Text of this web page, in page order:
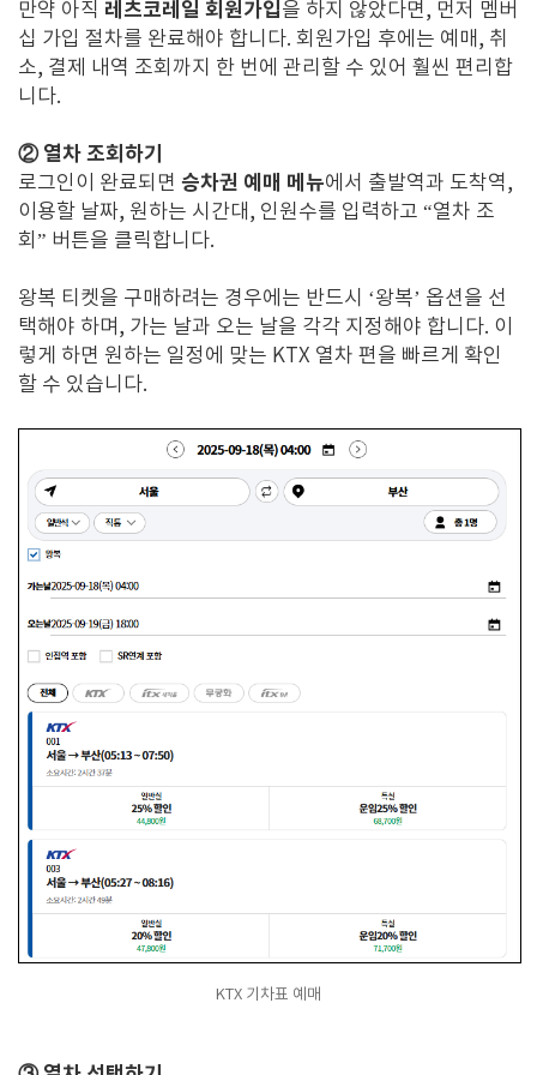
만약 아직 레츠코레일 회원가입을 하지 않았다면, 먼저 멤버
십 가입 절차를 완료해야 합니다. 회원가입 후에는 예매, 취
소, 결제 내역 조회까지 한 번에 관리할 수 있어 훨씬 편리합
니다.
② 열차 조회하기
로그인이 완료되면 승차권 예매 메뉴에서 출발역과 도착역,
이용할 날짜, 원하는 시간대, 인원수를 입력하고 “열차 조
회” 버튼을 클릭합니다.
왕복 티켓을 구매하려는 경우에는 반드시 ‘왕복’ 옵션을 선
택해야 하며, 가는 날과 오는 날을 각각 지정해야 합니다. 이
렇게 하면 원하는 일정에 맞는 KTX 열차 편을 빠르게 확인
할 수 있습니다.
KTX 기차표 예매